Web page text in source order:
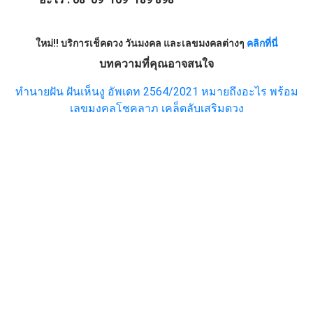
ใหม่!! บริการเช็คดวง วันมงคล และเลขมงคลต่างๆ คลิกที่นี่
บทความที่คุณอาจสนใจ
ทำนายฝัน ฝันเห็นงู อัพเดท 2564/2021 หมายถึงอะไร พร้อม
เลขมงคลโชคลาภ เคล็ดลับเสริมดวง